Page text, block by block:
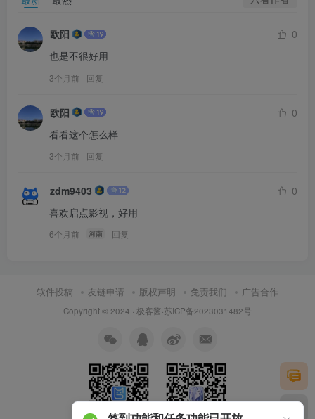
欧阳
0
也是不很好用
3个月前 回复
欧阳
0
看看这个怎么样
3个月前 回复
zdm9403
0
喜欢启点影视，好用
6个月前 河南 回复
软件投稿 友链申请 版权声明 免责我们 广告合作
Copyright © 2024 · 极客酱·苏ICP备2023031482号